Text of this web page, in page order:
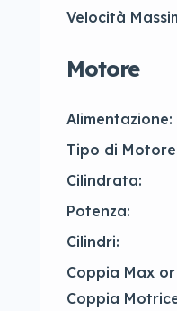
Velocità
Motore
Alimentazione:
Tipo di
Cilindrata:
Potenza:
Cilindri:
Coppia Max or
Coppia